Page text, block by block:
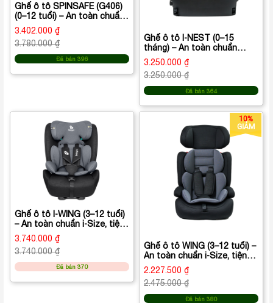
Ghế ô tô SPINSAFE (G406)
(0–12 tuổi) – An toàn chuẩn
i‑Size, xoay 360°
3.402.000 ₫
3.780.000 ₫
Đã bán 396
Ghế ô tô I‑NEST (0–15
tháng) – An toàn chuẩn
i‑Size, tiện lợi cho bé sơ
sinh
3.250.000 ₫
3.250.000 ₫
Đã bán 364
Ghế ô tô I‑WING (3–12 tuổi)
– An toàn chuẩn i‑Size, tiện
lợi cho bé lớn
3.740.000 ₫
3.740.000 ₫
Đã bán 370
10%
GIẢM
Ghế ô tô WING (3–12 tuổi) –
An toàn chuẩn i‑Size, tiện
lợi cho bé lớn
2.227.500 ₫
2.475.000 ₫
Đã bán 380